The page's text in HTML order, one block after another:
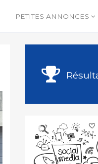
PETITES ANNONCES